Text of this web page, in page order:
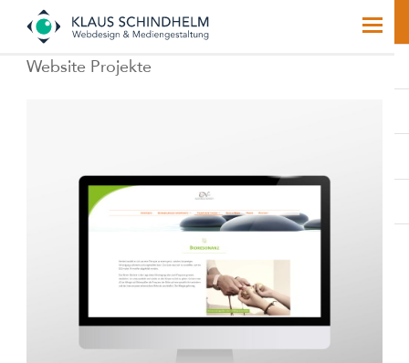
Website Projekte